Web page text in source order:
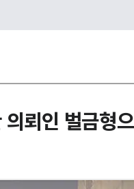
뢰인 벌금형